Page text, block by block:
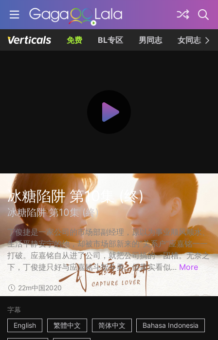
免费 BL专区 男同志 女同志
冰糖陷阱 第10集 (终)
冰糖陷阱 第10集 (終)
丁俊捷是一家公司的市场部副经理，原以为事业顺风顺水、
生活平静安宁的他，却被市场部新来的“关系户”应嘉铭一一
打破。应嘉铭自从进了公司，就把公司搞的一团糟。无奈之
下，丁俊捷只好与应嘉铭斗智斗勇。但其实看似... More
22m中国2020
字幕
English
繁體中文 简体中文 Bahasa Indonesia